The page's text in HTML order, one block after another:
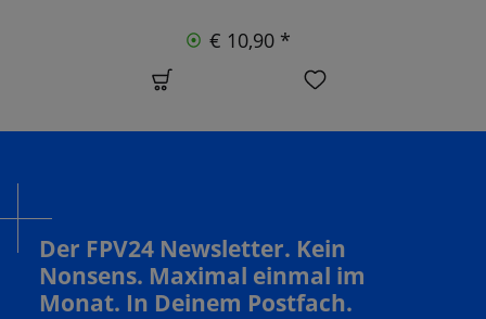
€ 10,90 *
Der FPV24 Newsletter. Kein
Nonsens. Maximal einmal im
Monat. In Deinem Postfach.